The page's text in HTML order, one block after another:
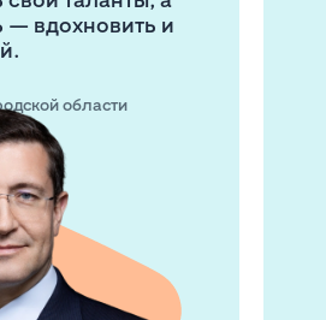
— вдохновить и
области